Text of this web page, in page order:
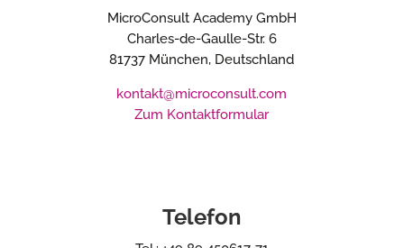
MicroConsult Academy GmbH
Charles-de-Gaulle-Str. 6
81737 München, Deutschland
kontakt@microconsult.com
Zum Kontaktformular
Telefon